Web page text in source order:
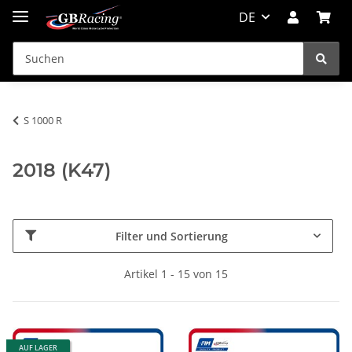
DE
S 1000 R
2018 (K47)
Filter und Sortierung
Artikel 1 - 15 von 15
AUF LAGER